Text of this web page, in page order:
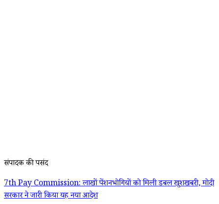
संपादक की पसंद
7th Pay Commission: लाखों पेंशनभोगियों को मिली डबल खुशखबरी, मोदी
सरकार ने जारी किया यह नया आदेश